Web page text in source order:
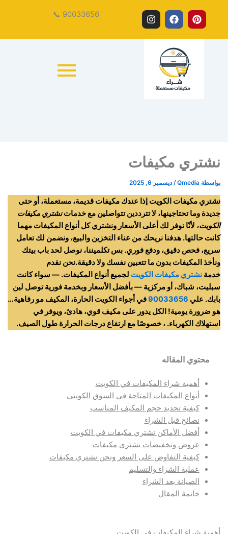
P
i
t
F
a
e
b
o
o
k
I
n
t
90033656 📞
نشتري مكيفات
بواسطة Qmedia
/ ديسمبر 6, 2025
نشتري مكيفات الكويت إذا عندك مكيفات قديمة، مستعملة، أو حتى
جديدة وما تحتاجينها، لا تترددين تتواصلين مع خدماتنشتري مكيفات
الكويت، لأنّا نوفر لك أعلى الأسعار ونشتري كل أنواع المكيفات مهما
كانت حالتها. هدفنا نريحك من عناء التخزين والبيع، ونضمن لك تعامل
سريع، فحص دقيق، ودفع فوري. بس تكلميننا، نوصل لحد باب بيتك
ونأخذ المكيفات بدون ما تتعبين نفسك ولا دقيقة.نحن نقدم
خدمة نشتري مكيفات الكويت لجميع أنواع المكيفات. — سواء كانت
سبليت، شباك، أو مركزية — بأفضل الأسعار وبخدمة فورية توصل لين
بابك. علي 90033656في أجواء الكويت الحارة، المكيف مو رفاهية…
هو ضرورة يومية! الكل يدور على مكيف قوي، هادئ، ويوفر في
استهلاك الكهرباء. ، خصوصًا مع ارتفاع درجات الحرارة طول الصيف.
محتوي المقاله
أهمية شراء المكيفات في الكويت
أنواع المكيفات المتاحة في السوق الكويتي
كيفية تحديد حجم المكيف المناسب
نصائح قبل الشراء
أفضل الأماكن نشتري مكيفات في الكويت
عروض وتخفيضات نشتري مكيفات
كيفية التفاوض على السعر ونحن نشتري مكيفات
عملية الشراء والتسليم
الصيانة بعد الشراء
خاتمة المقال
مكيفك
المستعمل
من
مكيفك
على
كاش
مكيفات
مستعملة
مكيف
مستعمل
المكيفات
المستعملة
مكيفات
مستعملة